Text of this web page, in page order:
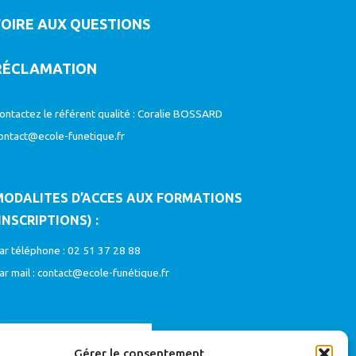
Gérer le consentement
AUX QUESTIONS
le référent qualité : Coralie BOSSARD
funetique.fr
D’ACCES AUX FORMATIONS
:
téléphone : 02 51 37 28 88
mail : contact@ecole-funétique.fr